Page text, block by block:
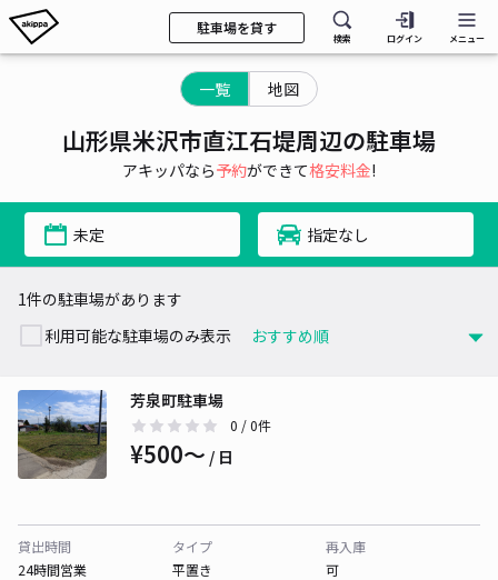
駐車場を貸す
検索 ログイン メニュー
一覧 地図
山形県米沢市直江石堤周辺の駐車場
アキッパなら予約ができて格安料金!
未定 指定なし
1件の駐車場があります
利用可能な駐車場のみ表示
芳泉町駐車場
0 / 0件
¥500〜 / 日
貸出時間
24時間営業
タイプ
平置き
再入庫
可